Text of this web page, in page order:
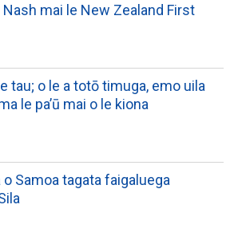
Nash mai le New Zealand First
tau; o le a totō timuga, emo uila
le pa’ū mai o le kiona
Samoa tagata faigaluega